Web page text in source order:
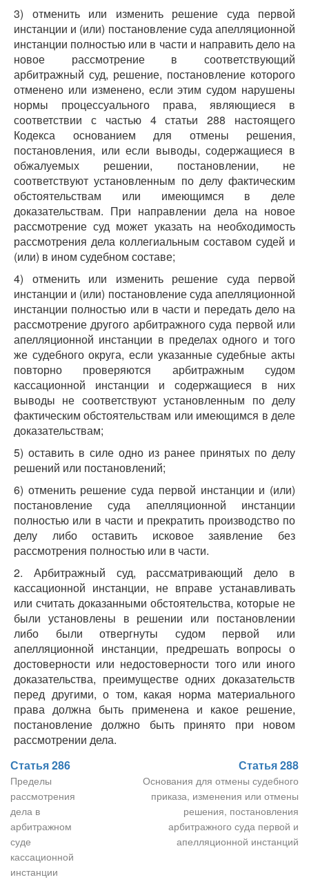
3) отменить или изменить решение суда первой
инстанции и (или) постановление суда апелляционной
инстанции полностью или в части и направить дело на
новое рассмотрение в соответствующий
арбитражный суд, решение, постановление которого
отменено или изменено, если этим судом нарушены
нормы процессуального права, являющиеся в
соответствии с частью 4 статьи 288 настоящего
Кодекса основанием для отмены решения,
постановления, или если выводы, содержащиеся в
обжалуемых решении, постановлении, не
соответствуют установленным по делу фактическим
обстоятельствам или имеющимся в деле
доказательствам. При направлении дела на новое
рассмотрение суд может указать на необходимость
рассмотрения дела коллегиальным составом судей и
(или) в ином судебном составе;
4) отменить или изменить решение суда первой
инстанции и (или) постановление суда апелляционной
инстанции полностью или в части и передать дело на
рассмотрение другого арбитражного суда первой или
апелляционной инстанции в пределах одного и того
же судебного округа, если указанные судебные акты
повторно проверяются арбитражным судом
кассационной инстанции и содержащиеся в них
выводы не соответствуют установленным по делу
фактическим обстоятельствам или имеющимся в деле
доказательствам;
5) оставить в силе одно из ранее принятых по делу
решений или постановлений;
6) отменить решение суда первой инстанции и (или)
постановление суда апелляционной инстанции
полностью или в части и прекратить производство по
делу либо оставить исковое заявление без
рассмотрения полностью или в части.
2. Арбитражный суд, рассматривающий дело в
кассационной инстанции, не вправе устанавливать
или считать доказанными обстоятельства, которые не
были установлены в решении или постановлении
либо были отвергнуты судом первой или
апелляционной инстанции, предрешать вопросы о
достоверности или недостоверности того или иного
доказательства, преимуществе одних доказательств
перед другими, о том, какая норма материального
права должна быть применена и какое решение,
постановление должно быть принято при новом
рассмотрении дела.
Статья 286
Пределы
рассмотрения
дела в
арбитражном
суде
кассационной
инстанции
Статья 288
Основания для отмены судебного
приказа, изменения или отмены
решения, постановления
арбитражного суда первой и
апелляционной инстанций